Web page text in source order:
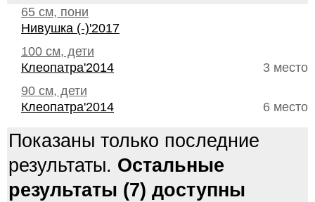
65 см, пони
Нивушка (-)'2017
100 см, дети
3 место
Клеопатра'2014
90 см, дети
6 место
Клеопатра'2014
Показаны только последние
результаты. Остальные
результаты (7) доступны